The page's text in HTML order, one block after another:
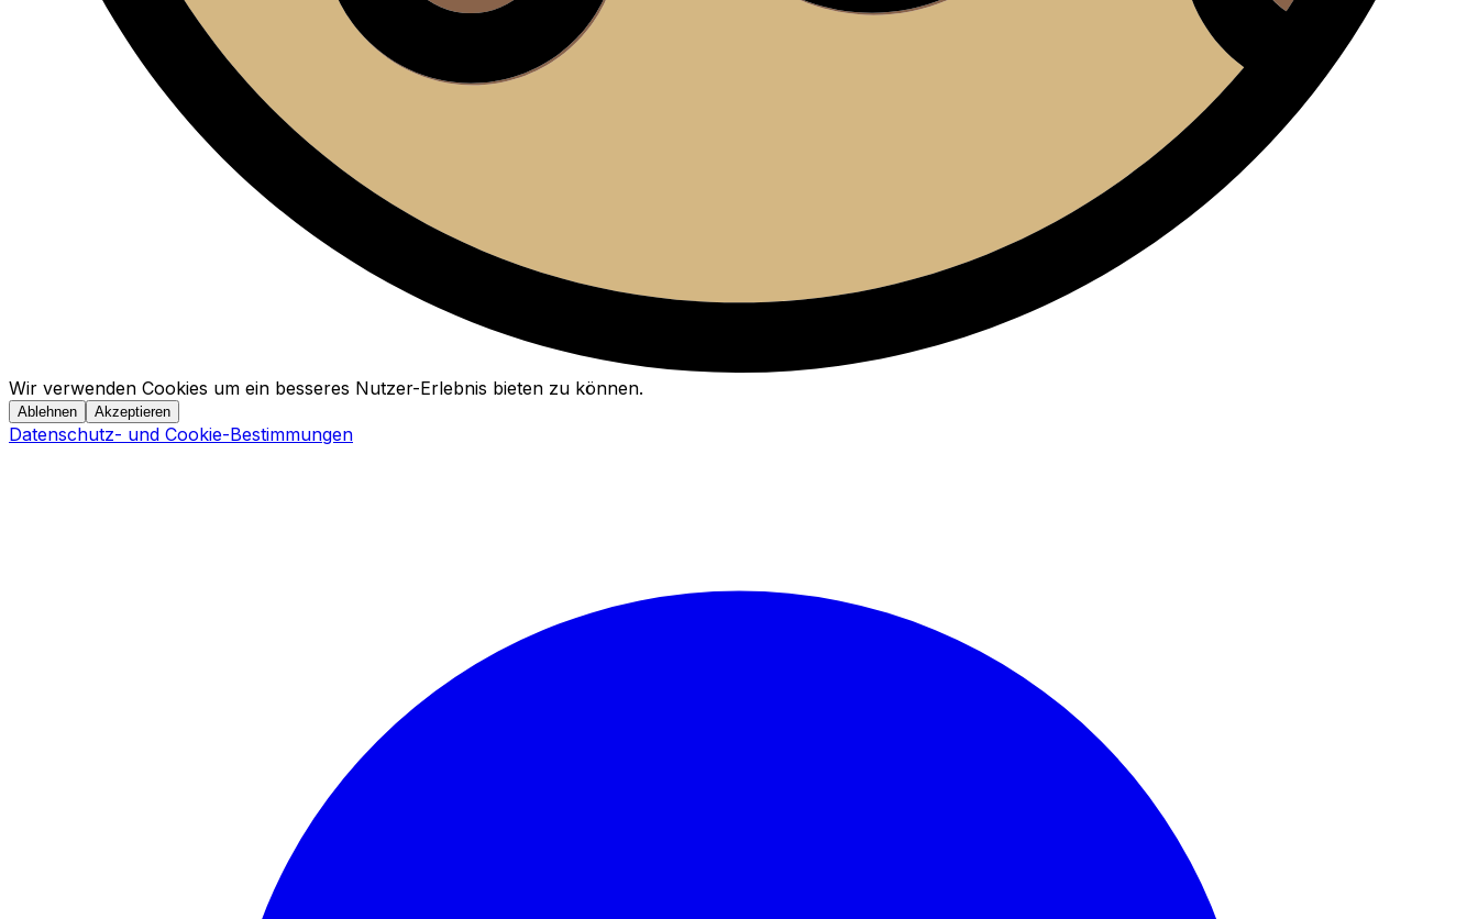
Wir verwenden Cookies um ein besseres Nutzer-Erlebnis bieten zu können.
Ablehnen Akzeptieren
Datenschutz- und Cookie-Bestimmungen